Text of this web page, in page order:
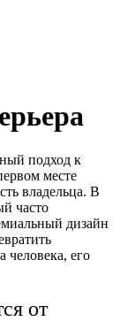
подход к
месте
владельца. В
часто
дизайн
человека, его
от